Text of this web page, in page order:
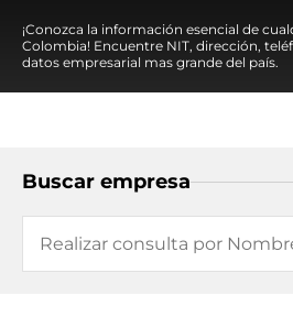
¡Conozca la información esencial de
Colombia! Encuentre NIT, dirección,
datos empresarial mas grande del país.
Buscar empresa